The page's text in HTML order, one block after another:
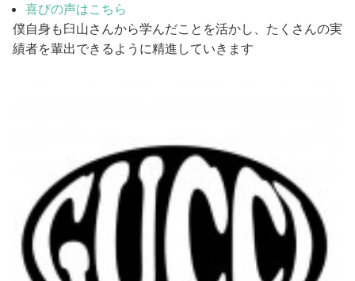
喜びの声はこちら
僕自身も臼山さんから学んだことを活かし、たくさんの実
績者を輩出できるように精進していきます